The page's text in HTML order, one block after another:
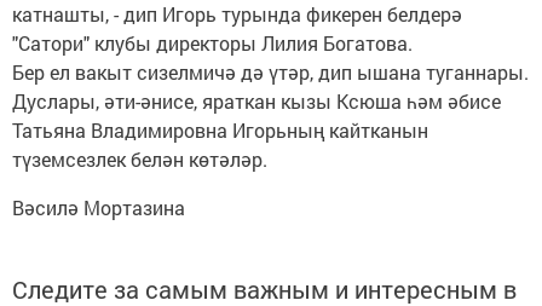
катнашты, - дип Игорь турында фикерен белдерә
"Сатори" клубы директоры Лилия Богатова.
Бер ел вакыт сизелмичә дә үтәр, дип ышана туганнары.
Дуслары, әти-әнисе, яраткан кызы Ксюша һәм әбисе
Татьяна Владимировна Игорьның кайтканын
түземсезлек белән көтәләр.
Вәсилә Мортазина
Следите за самым важным и интересным в